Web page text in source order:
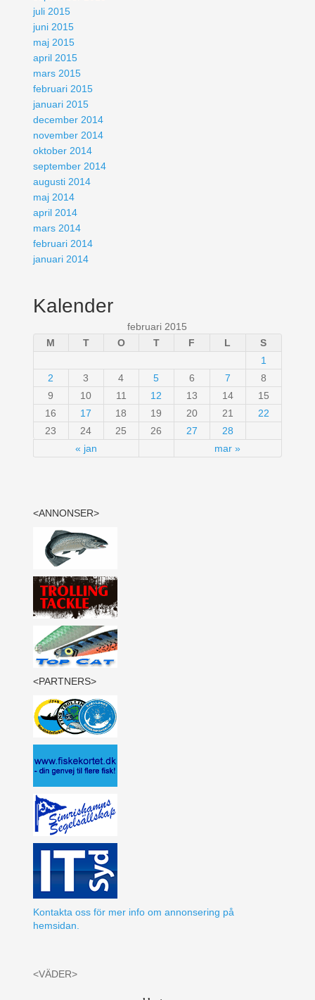
juli 2015
juni 2015
maj 2015
april 2015
mars 2015
februari 2015
januari 2015
december 2014
november 2014
oktober 2014
september 2014
augusti 2014
maj 2014
april 2014
mars 2014
februari 2014
januari 2014
Kalender
februari 2015
M
T O T F L S
« jan mar »
1
2
3 4 5 6 7
8
9
10 11 12 13 14
15
16
17 18 19 20 21
22
23
24 25 26 27 28
<ANNONSER>
<PARTNERS>
Kontakta oss för mer info om annonsering på
hemsidan.
<VÄDER>